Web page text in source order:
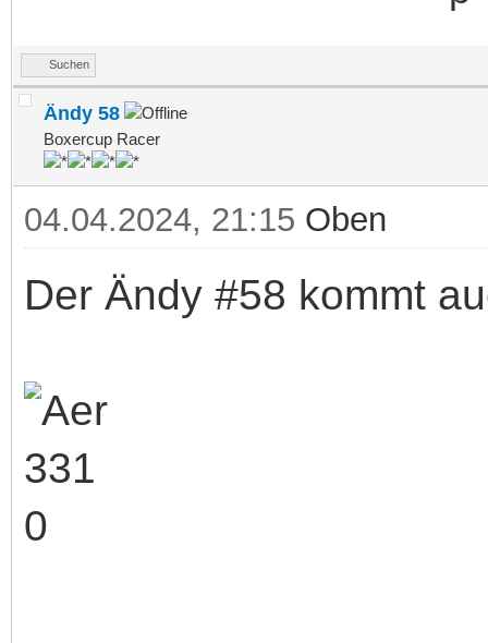
Suchen
Ändy 58
Boxercup Racer
04.04.2024, 21:15 Oben
Der Ändy #58 kommt